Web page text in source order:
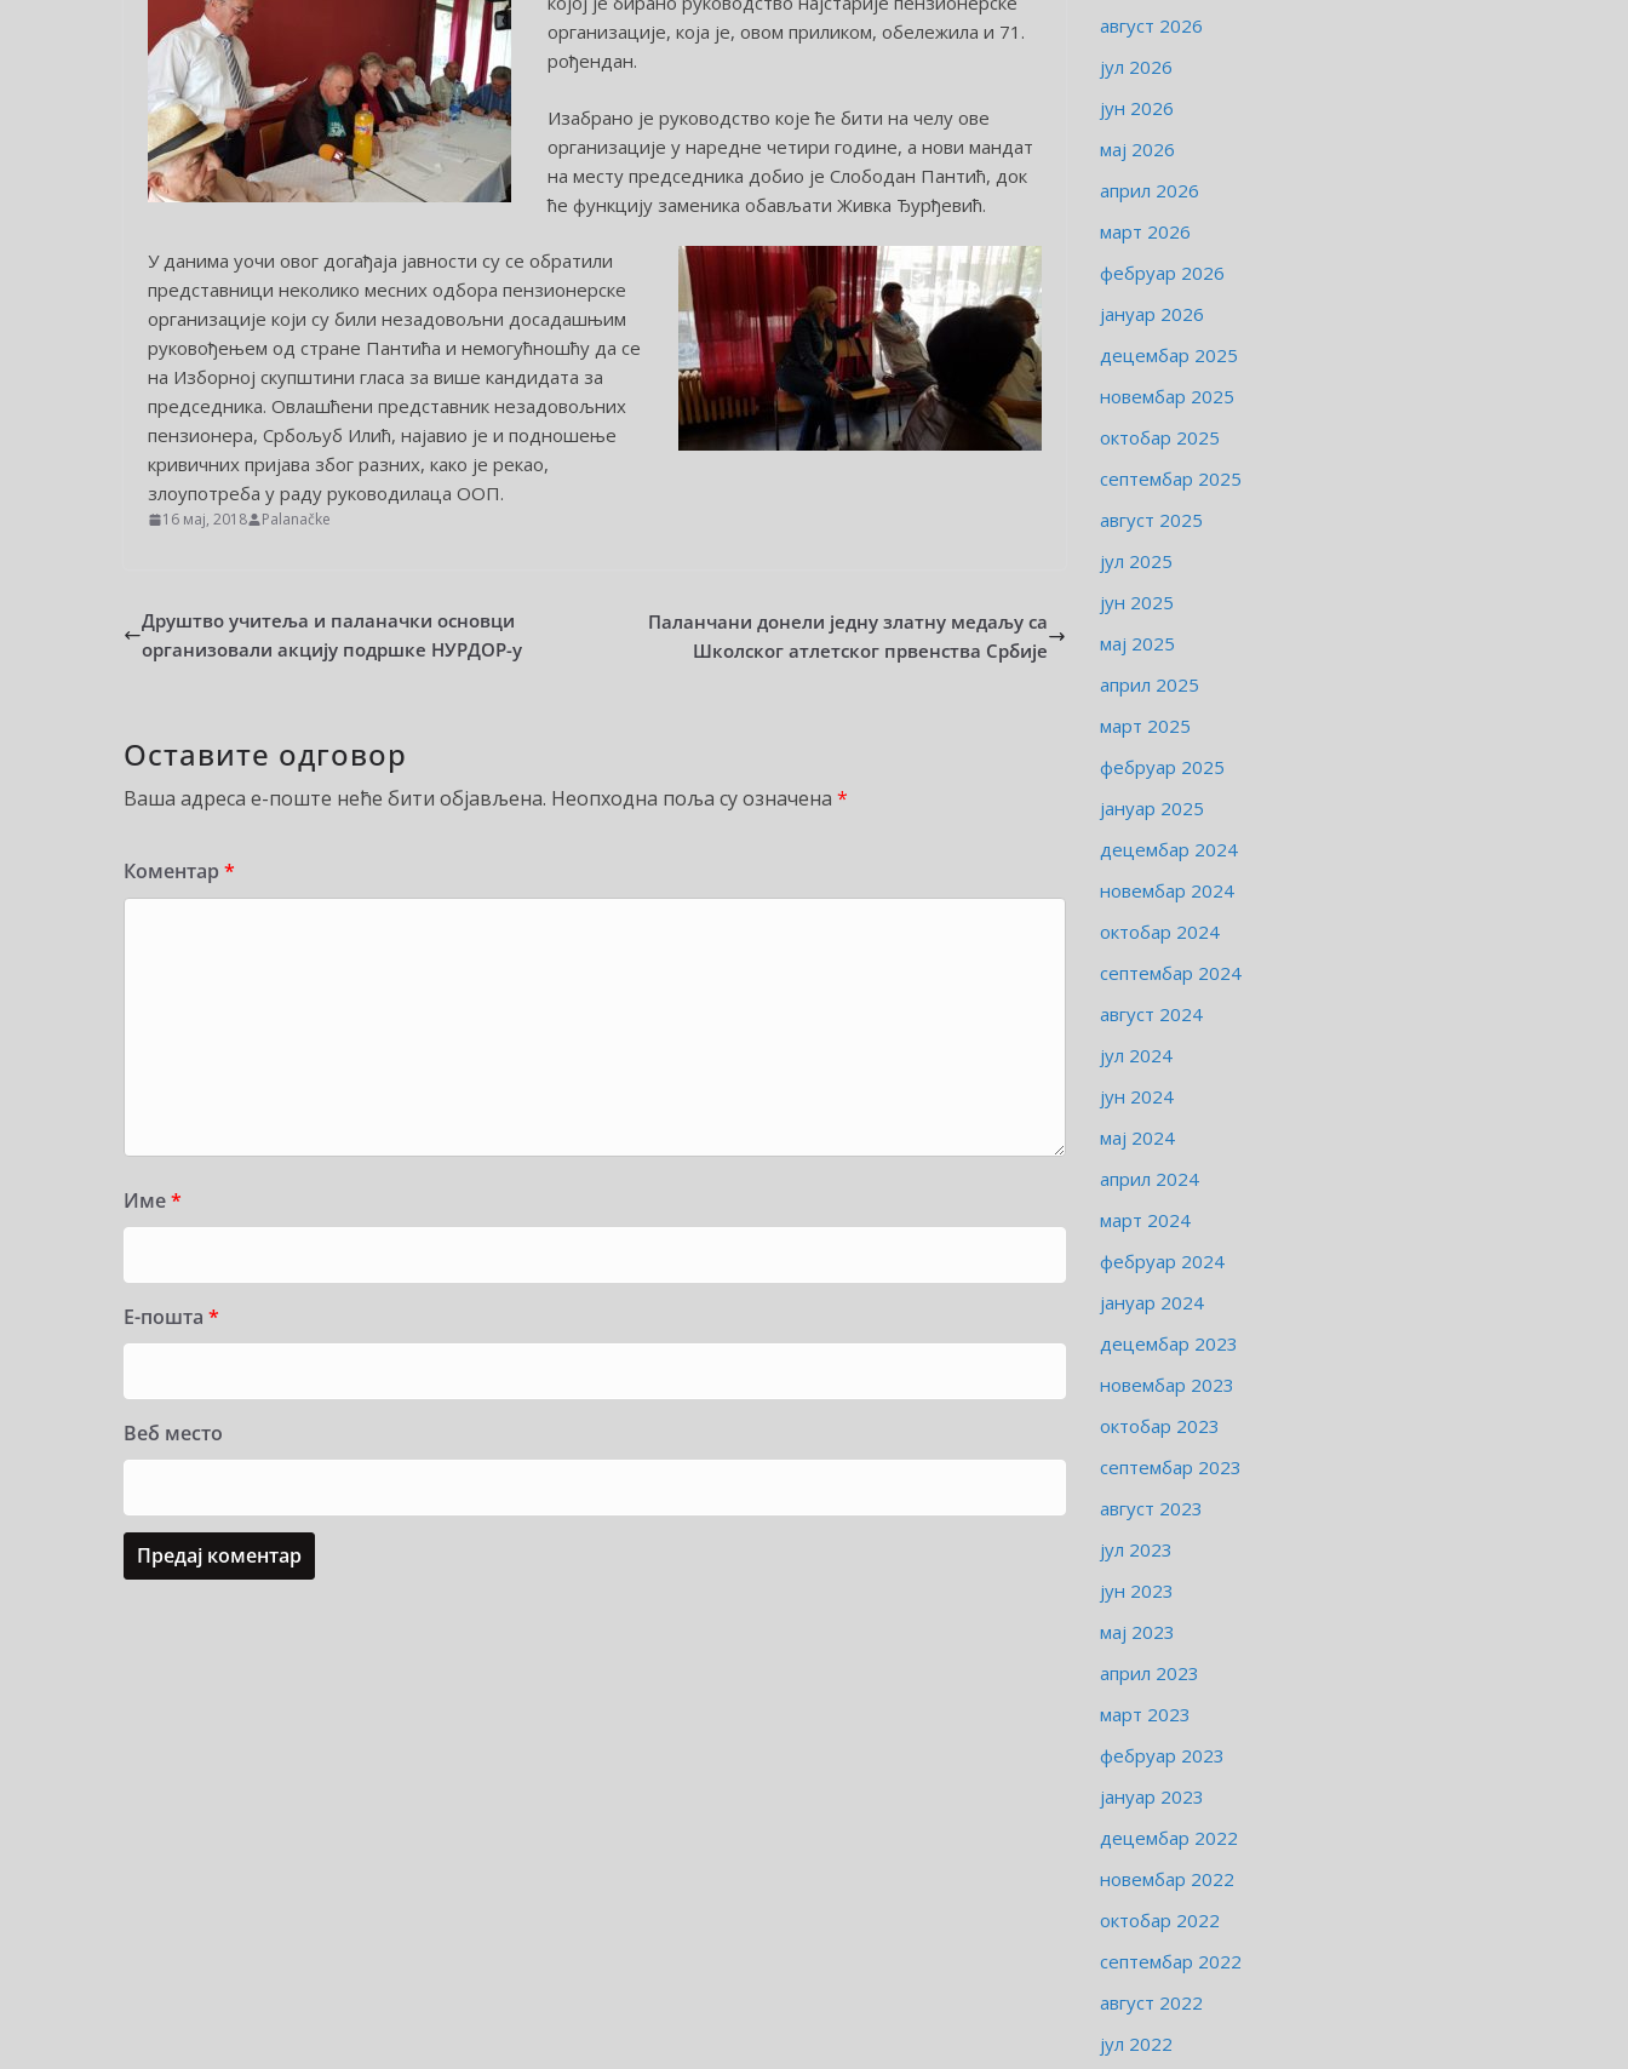
организације, која је, овом приликом, обележила и 71.
рођендан.
Изабрано је руководство које ће бити на челу ове
организације у наредне четири године, а нови мандат
на месту председника добио је Слободан Пантић, док
ће функцију заменика обављати Живка Ђурђевић.
У данима уочи овог догађаја јавности су се обратили
представници неколико месних одбора пензионерске
организације који су били незадовољни досадашњим
руковођењем од стране Пантића и немогућношћу да се
на Изборној скупштини гласа за више кандидата за
председника. Овлашћени представник незадовољних
пензионера, Србољуб Илић, најавио је и подношење
кривичних пријава због разних, како је рекао,
злоупотреба у раду руководилаца ООП.
16 мај, 2018 Palanačke
Друштво учитеља и паланачки основци
организовали акцију подршке НУРДОР-у
Паланчани донели једну златну медаљу са
Школског атлетског првенства Србије
Оставите одговор
Ваша адреса е-поште неће бити објављена. Неопходна поља су означена *
Коментар *
Име*
Е-пошта *
Веб место
август 2026
јул 2026
јун 2026
мај 2026
април 2026
март 2026
фебруар 2026
јануар 2026
децембар 2025
новембар 2025
октобар 2025
септембар 2025
август 2025
јул 2025
јун 2025
мај 2025
април 2025
март 2025
фебруар 2025
јануар 2025
децембар 2024
новембар 2024
октобар 2024
септембар 2024
август 2024
јул 2024
јун 2024
мај 2024
април 2024
март 2024
фебруар 2024
јануар 2024
децембар 2023
новембар 2023
октобар 2023
септембар 2023
август 2023
јул 2023
јун 2023
мај 2023
април 2023
март 2023
фебруар 2023
јануар 2023
децембар 2022
новембар 2022
октобар 2022
септембар 2022
август 2022
јул 2022